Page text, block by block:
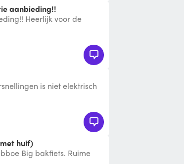
aanbieding!!
Heerlijk voor de
is niet elektrisch
huif)
Big bakfiets. Ruime